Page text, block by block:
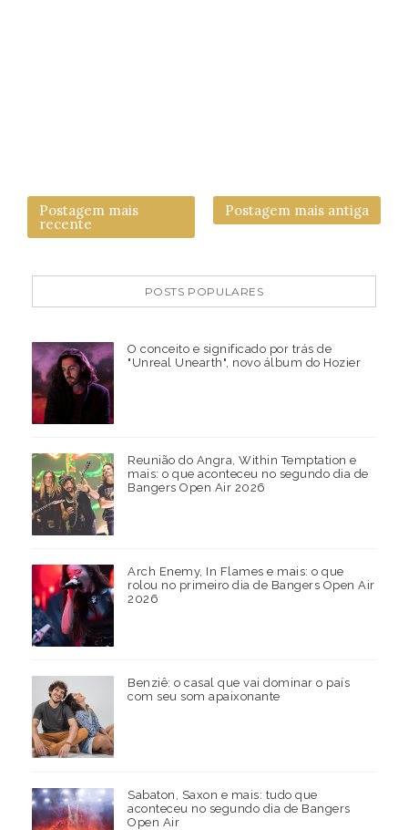
Postagem mais
recente
Postagem mais antiga
POSTS POPULARES
O conceito e significado por trás de
"Unreal Unearth", novo álbum do Hozier
Reunião do Angra, Within Temptation e
mais: o que aconteceu no segundo dia de
Bangers Open Air 2026
Arch Enemy, In Flames e mais: o que
rolou no primeiro dia de Bangers Open Air
2026
Benziê: o casal que vai dominar o país
com seu som apaixonante
Sabaton, Saxon e mais: tudo que
aconteceu no segundo dia de Bangers
Open Air